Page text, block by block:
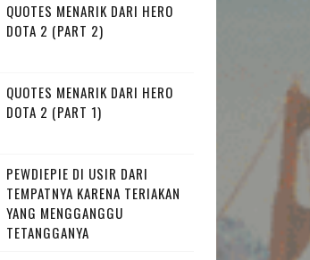
QUOTES MENARIK DARI HERO
DOTA 2 (PART 2)
QUOTES MENARIK DARI HERO
DOTA 2 (PART 1)
PEWDIEPIE DI USIR DARI
TEMPATNYA KARENA TERIAKAN
YANG MENGGANGGU
TETANGGANYA